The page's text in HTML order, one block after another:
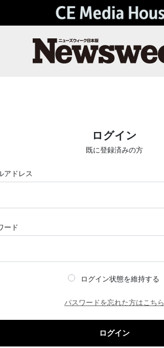
ログイン
既に登録済みの方
アドレス
ード
ログイン状態を維持する
パスワードを忘れた方はこちら
ログイン